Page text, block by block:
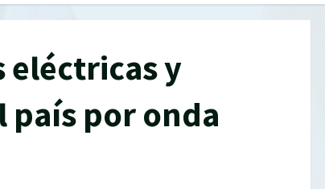
eléctricas y
país por onda